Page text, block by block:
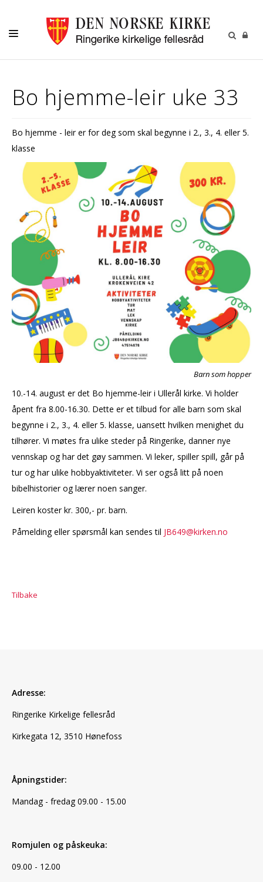
AKTIVITETER
FRIVILLIG
KALENDER
OM OSS
KIRKEBLADET
VÅR HISTORIE
Bo hjemme-leir uke 33
Bo hjemme - leir er for deg som skal begynne i 2., 3., 4. eller 5.
klasse
Barn som hopper
10.-14. august er det Bo hjemme-leir i Ullerål kirke. Vi holder
åpent fra 8.00-16.30. Dette er et tilbud for alle barn som skal
begynne i 2., 3., 4. eller 5. klasse, uansett hvilken menighet du
tilhører. Vi møtes fra ulike steder på Ringerike, danner nye
vennskap og har det gøy sammen. Vi leker, spiller spill, går på
tur og har ulike hobbyaktiviteter. Vi ser også litt på noen
bibelhistorier og lærer noen sanger.
Leiren koster kr. 300,- pr. barn.
Påmelding eller spørsmål kan sendes til JB649@kirken.no
Tilbake
Adresse:
Ringerike Kirkelige fellesråd
Kirkegata 12, 3510 Hønefoss
Åpningstider:
Mandag - fredag 09.00 - 15.00
Romjulen og påskeuka:
09.00 - 12.00